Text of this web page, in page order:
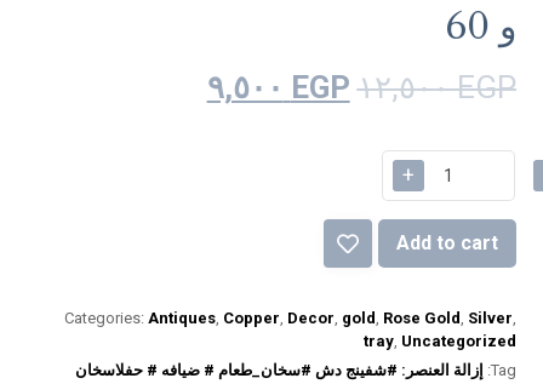
و 60
١٢,٥٠٠EGP
EGP
+
Add to cart
Categories: Antiques, Copper, Decor, gold, Rose Gold, Silver,
tray, Uncategorized
Tag:
إزالة العنصر: #شفينج دش #سخان_طعام # ضيافه # حفلاسخان